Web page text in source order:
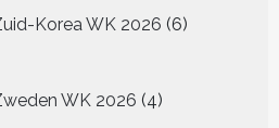
Korea WK 2026 6
producten
WK 2026 4
producten